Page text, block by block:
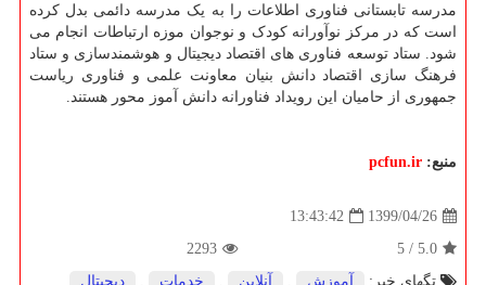
مدرسه تابستانی فناوری اطلاعات را به یک مدرسه دائمی بدل کرده
است که در مرکز نوآورانه کودک و نوجوان موزه ارتباطات انجام می
شود. ستاد توسعه فناوری های اقتصاد دیجیتال و هوشمندسازی و ستاد
فرهنگ سازی اقتصاد دانش بنیان معاونت علمی و فناوری ریاست
جمهوری از حامیان این رویداد فناورانه دانش آموز محور هستند.
منبع: pcfun.ir
1399/04/26
13:43:42
5.0
/
5
2293
تگهای خبر:
آموزش , آنلاین , خدمات , دیجیتال